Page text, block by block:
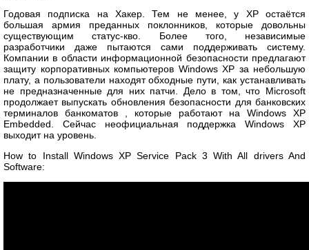
Годовая подписка на Хакер. Тем не менее, у XP остаётся
большая армия преданных поклонников, которые довольны
существующим статус-кво. Более того, независимые
разработчики даже пытаются сами поддерживать систему.
Компании в области информационной безопасности предлагают
защиту корпоративных компьютеров Windows XP за небольшую
плату, а пользователи находят обходные пути, как устанавливать
не предназначенные для них патчи. Дело в том, что Microsoft
продолжает выпускать обновления безопасности для банковских
терминалов банкоматов , которые работают на Windows XP
Embedded. Сейчас неофициальная поддержка Windows XP
выходит на уровень.
How to Install Windows XP Service Pack 3 With All drivers And
Software: